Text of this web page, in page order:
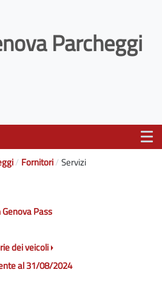
Parcheggi
Fornitori Servizi
Pass
dei veicoli
al 31/08/2024